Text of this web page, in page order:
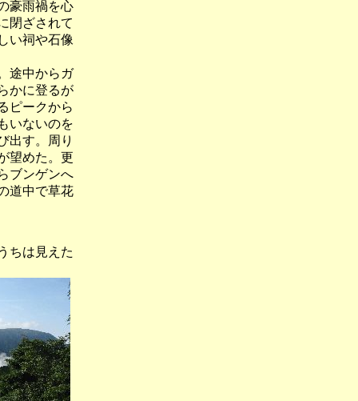
豪雨禍を心
閉ざされて
い祠や石像
途中からガ
かに登るが
ピークから
いないのを
出す。周り
望めた。更
ブンゲンへ
道中で草花
は見えた